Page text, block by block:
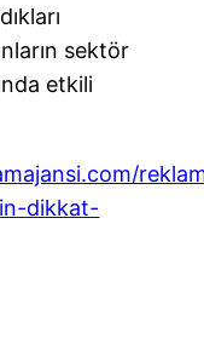
sektör
etkili
dikkat-